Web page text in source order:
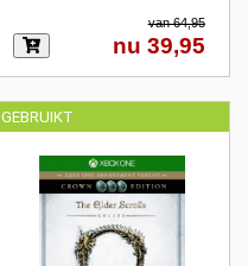
van 64,95
nu 39,95
GEBRUIKT